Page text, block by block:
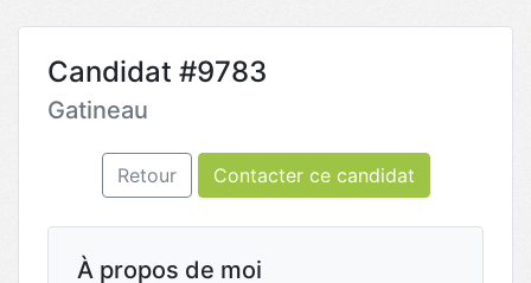
Candidat #9783
Gatineau
Retour Contacter ce candidat
À propos de moi